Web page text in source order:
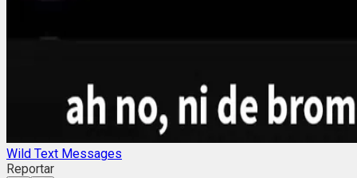
Wild Text Messages
Reportar